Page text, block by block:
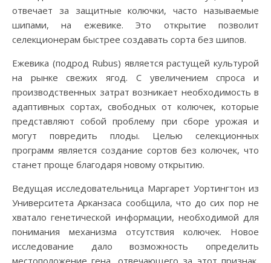
отвечает за защитные колючки, часто называемые
шипами, на ежевике. Это открытие позволит
селекционерам быстрее создавать сорта без шипов.
Ежевика (подрод Rubus) является растущей культурой
на рынке свежих ягод. С увеличением спроса и
производственных затрат возникает необходимость в
адаптивных сортах, свободных от колючек, которые
представляют собой проблему при сборе урожая и
могут повредить плоды. Целью селекционных
программ является создание сортов без колючек, что
станет проще благодаря новому открытию.
Ведущая исследовательница Маргарет Уортингтон из
Университета Арканзаса сообщила, что до сих пор не
хватало генетической информации, необходимой для
понимания механизма отсутствия колючек. Новое
исследование дало возможность определить
местоположение гена, отвечающего за этот признак,